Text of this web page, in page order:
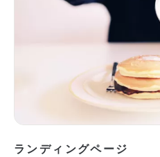
ランディングページ